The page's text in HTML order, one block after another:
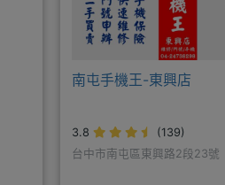
南屯手機王-東興店
3.8
(139)
台中市南屯區東興路2段23號